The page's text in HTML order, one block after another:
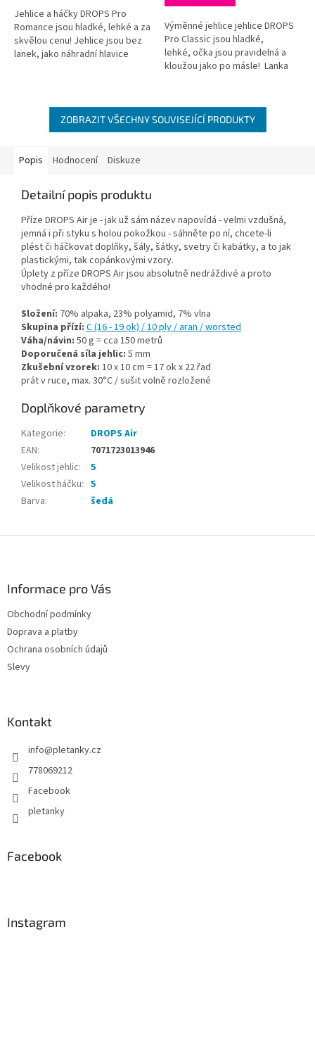
5
hvězdiček.
Jehlice a háčky DROPS Pro
Romance jsou hladké, lehké a za
skvělou cenu! Jehlice jsou bez
lanek, jako náhradní hlavice
Výměnné jehlice jehlice DROPS
Pro Classic jsou hladké,
lehké, očka jsou pravidelná a
kloužou jako po másle! Lanka
ZOBRAZIT VŠECHNY SOUVISEJÍCÍ PRODUKTY
Popis Hodnocení Diskuze
Detailní popis produktu
Příze DROPS Air je - jak už sám název napovídá - velmi vzdušná,
jemná i při styku s holou pokožkou - sáhněte po ní, chcete-li
plést či háčkovat doplňky, šály, šátky, svetry či kabátky, a to jak
plastickými, tak copánkovými vzory.
Úplety z příze DROPS Air jsou absolutně nedráždivé a proto
vhodné pro každého!
Složení: 70% alpaka, 23% polyamid, 7% vlna
Skupina přízí: C (16 - 19 ok) / 10 ply / aran / worsted
Váha/návin: 50 g = cca 150 metrů
Doporučená síla jehlic: 5 mm
Zkušební vzorek: 10 x 10 cm = 17 ok x 22 řad
prát v ruce, max. 30°C / sušit volně rozložené
Doplňkové parametry
Kategorie:
DROPS Air
EAN:
7071723013946
Velikost jehlic:
5
Velikost háčku: 5
Barva: šedá
Informace pro Vás
Obchodní podmínky
Doprava a platby
Ochrana osobních údajů
Slevy
Kontakt
info@pletanky.cz
778069212
Facebook
pletanky
Facebook
Instagram